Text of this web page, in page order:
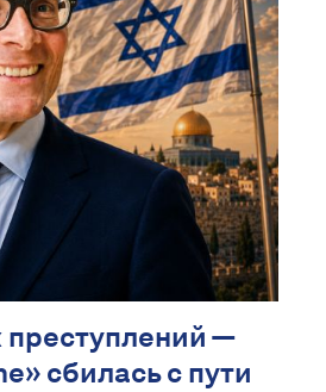
—
сбилась с пути